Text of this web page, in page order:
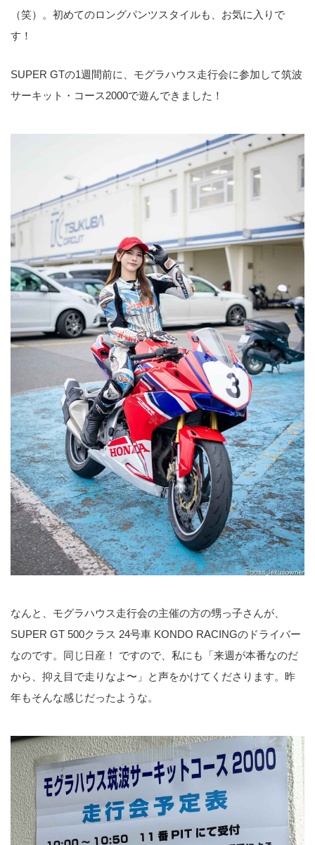
（笑）。初めてのロングパンツスタイルも、お気に入りで
す！
SUPER GTの1週間前に、モグラハウス走行会に参加して筑波
サーキット・コース2000で遊んできました！
なんと、モグラハウス走行会の主催の方の甥っ子さんが、
SUPER GT 500クラス 24号車 KONDO RACINGのドライバー
なのです。同じ日産！ ですので、私にも「来週が本番なのだ
から、抑え目で走りなよ〜」と声をかけてくださります。昨
年もそんな感じだったような。